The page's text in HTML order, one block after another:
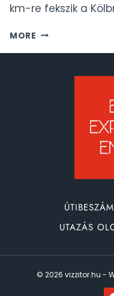
km-re fekszik a
MORE WÖRTHI-
UTAZÁS
© 2026 vizzitor.hu -